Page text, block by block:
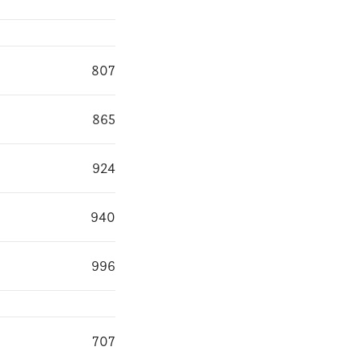
807
865
924
940
996
707